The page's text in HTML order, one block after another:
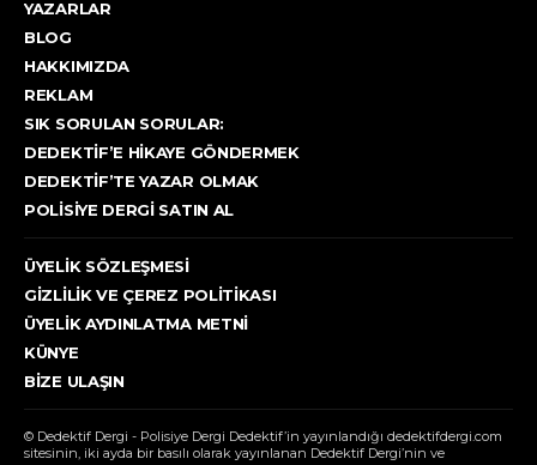
YAZARLAR
BLOG
HAKKIMIZDA
REKLAM
SIK SORULAN SORULAR:
DEDEKTIF’E HIKAYE GÖNDERMEK
DEDEKTIF’TE YAZAR OLMAK
POLISIYE DERGI SATIN AL
ÜYELIK SÖZLEŞMESI
GIZLILIK VE ÇEREZ POLITIKASI
ÜYELIK AYDINLATMA METNI
KÜNYE
BIZE ULAŞIN
© Dedektif Dergi - Polisiye Dergi Dedektif’in yayınlandığı dedektifdergi.com
sitesinin, iki ayda bir basılı olarak yayınlanan Dedektif Dergi’nin ve